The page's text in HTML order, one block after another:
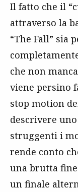
Il fatto che il
attraverso la
“The Fall” sia
che non
viene persino
stop motion
descrivere
struggenti i
rende conto
una brutta
un finale